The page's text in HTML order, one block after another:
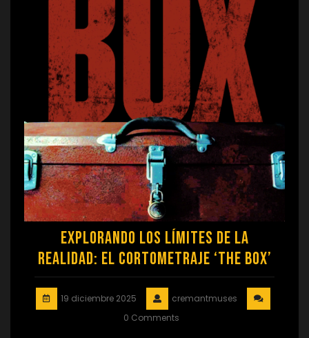
Explorando los Límites de la
Realidad: El Cortometraje ‘The Box’
19 diciembre 2025
cremantmuses
0 Comments